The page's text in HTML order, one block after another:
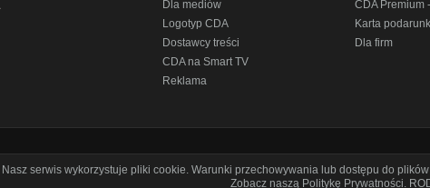
Dla mediów
Logotyp CDA
Dostawcy treści
CDA na Smart TV
Reklama
CDA Premium
Karta
Dla firm
Nasz serwis wykorzystuje pliki cookie. Warunki przechowywania lub dostępu do
Zobacz naszą Politykę Prywatności.